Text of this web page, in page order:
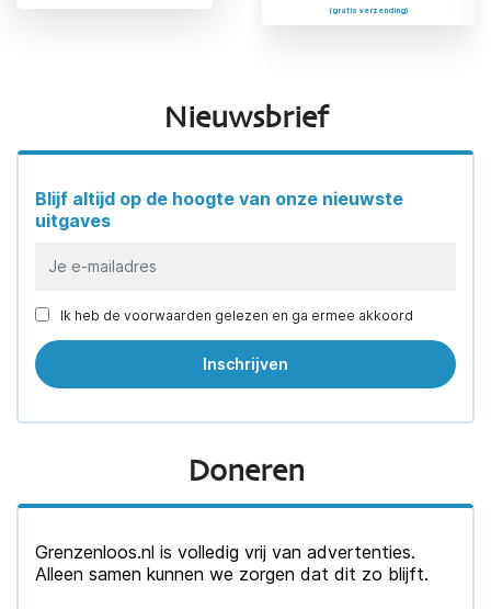
(gratis verzending) (gratis verzending)
Nieuwsbrief
Blijf altijd op de hoogte van onze nieuwste
uitgaves
Ik heb de voorwaarden gelezen en ga ermee akkoord
Doneren
Grenzenloos.nl is volledig vrij van advertenties.
Alleen samen kunnen we zorgen dat dit zo blijft.